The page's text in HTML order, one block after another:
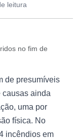
leitura
no fim de
de presumíveis
causas ainda
uma por
física. No
incêndios em